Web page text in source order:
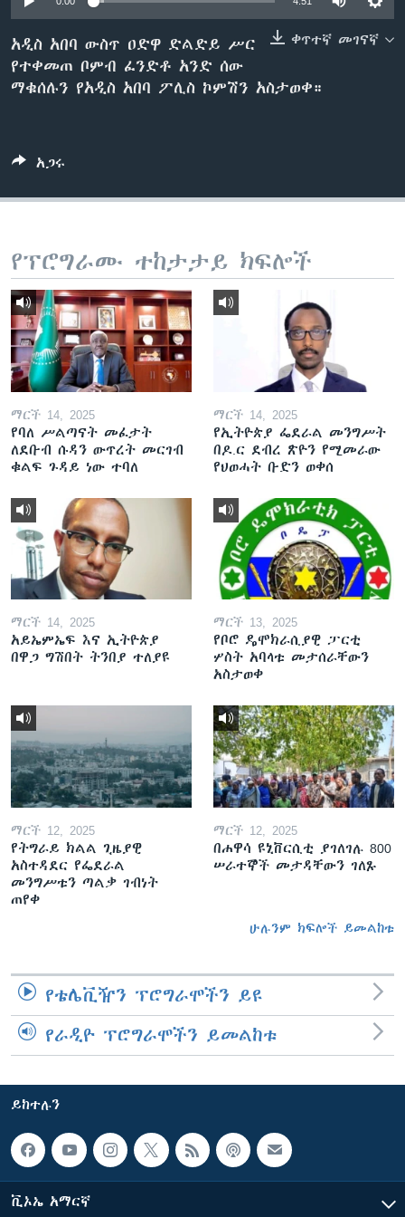
ቋንቋዎች
ቀጥተኛ መገናኛ
አዲስ አበባ ውስጥ ዐድዋ ድልድይ ሥር
የተቀመጠ ቦምብ ፈንድቶ አንድ ሰው
ማቁሰሉን የአዲስ አበባ ፖሊስ ኮምሽን አስታወቀ።
አጋሩ
የፕሮግራሙ ተከታታይ ክፍሎች
ማርች 14, 2025
የባለ ሥልጣናት መፈታት
ለደቡብ ሱዳን ውጥረት መርገብ
ቁልፍ ጉዳይ ነው ተባለ
ማርች 14, 2025
የኢትዮጵያ ፌደራል መንግሥት
በዶ.ር ደብረ ጽዮን የሚመራው
የህወሓት ቡድን ወቀሰ
ማርች 14, 2025
አይኤምኤፍ እና ኢትዮጵያ
በዋጋ ግሽበት ትንበያ ተለያዩ
ማርች 13, 2025
የቦሮ ዴሞክራሲያዊ ፓርቲ
ሦስት አባላቱ መታሰራቸውን
አስታወቀ
ማርች 12, 2025
የትግራይ ክልል ጊዜያዊ
አስተዳደር የፌደራል
መንግሥቱን ጣልቃ ገብነት
ጠየቀ
ማርች 12, 2025
በሐዋሳ ዩኒቨርሲቲ ያገለገሉ 800
ሠራተኞች መታዳቸውን ገለጹ
ሁሉንም ክፍሎች ይመልከቱ
የቴሌቪዥን ፕሮግራሞችን ይዩ
የራዲዮ ፕሮግራሞችን ይመልከቱ
ይከተሉን
ቪኦኤ አማርኛ